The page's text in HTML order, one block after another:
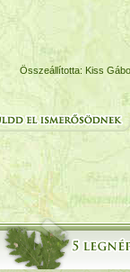
Összeállította: Kiss